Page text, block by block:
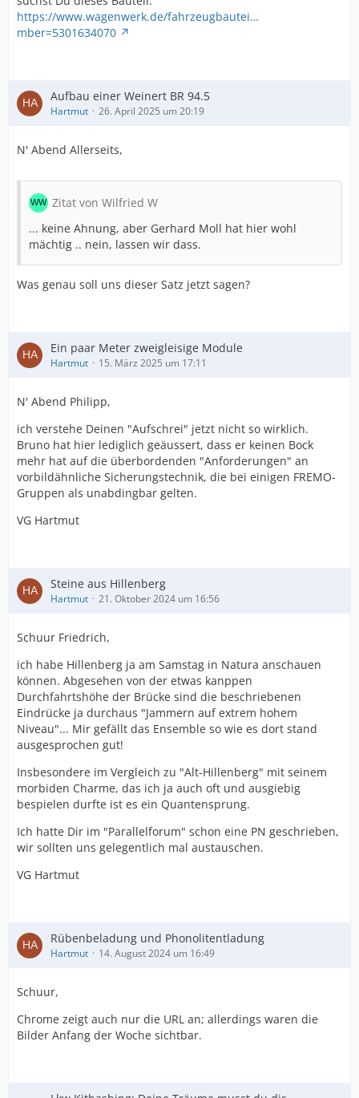
https://www.wagenwerk.de/fahrzeugbautei…
mber=5301634070
Aufbau einer Weinert BR 94.5
Hartmut 26. April 2025 um 20:19
N' Abend Allerseits,
Zitat von Wilfried W
... keine Ahnung, aber Gerhard Moll hat hier wohl
mächtig .. nein, lassen wir dass.
Was genau soll uns dieser Satz jetzt sagen?
Ein paar Meter zweigleisige Module
Hartmut 15. März 2025 um 17:11
N' Abend Philipp,
ich verstehe Deinen "Aufschrei" jetzt nicht so wirklich.
Bruno hat hier lediglich geäussert, dass er keinen Bock
mehr hat auf die überbordenden "Anforderungen" an
vorbildähnliche Sicherungstechnik, die bei einigen FREMO-
Gruppen als unabdingbar gelten.
VG Hartmut
Steine aus Hillenberg
Hartmut 21. Oktober 2024 um 16:56
Schuur Friedrich,
ich habe Hillenberg ja am Samstag in Natura anschauen
können. Abgesehen von der etwas kanppen
Durchfahrtshöhe der Brücke sind die beschriebenen
Eindrücke ja durchaus "Jammern auf extrem hohem
Niveau"... Mir gefällt das Ensemble so wie es dort stand
ausgesprochen gut!
Insbesondere im Vergleich zu "Alt-Hillenberg" mit seinem
morbiden Charme, das ich ja auch oft und ausgiebig
bespielen durfte ist es ein Quantensprung.
Ich hatte Dir im "Parallelforum" schon eine PN geschrieben,
wir sollten uns gelegentlich mal austauschen.
VG Hartmut
Rübenbeladung und Phonolitentladung
Hartmut 14. August 2024 um 16:49
Schuur,
Chrome zeigt auch nur die URL an; allerdings waren die
Bilder Anfang der Woche sichtbar.